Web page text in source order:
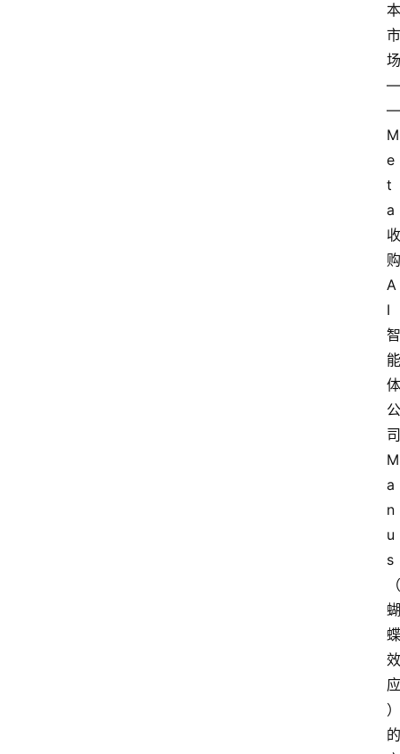
本
市
场
—
—
M
e
t
a
收
购
A
I
智
能
体
公
司
M
a
n
u
s
（
蝴
蝶
效
应
）
的